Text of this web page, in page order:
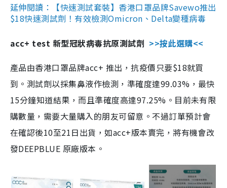
延伸閱讀：【快速測試套裝】香港口罩品牌Savewo推出
$18快速測試劑！有效檢測Omicron、Delta變種病毒
acc+ test 新型冠狀病毒抗原測試劑 >>按此選購<<
產品由香港口罩品牌acc+ 推出，抗疫價只要$18就買
到。測試劑以採集鼻液作檢測，準確度達99.03%，最快
15分鐘知道結果，而且準確度高達97.25%。目前未有限
購數量，需要大量購入的朋友可留意。不過訂單預計會
在確認後10至21日出貨，如acc+版本賣完，將有機會改
發DEEPBLUE 原廠版本。